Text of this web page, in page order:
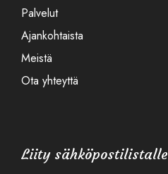
Palvelut
Ajankohtaista
Meistä
Ota yhteyttä
Liity sähköpostilistalle